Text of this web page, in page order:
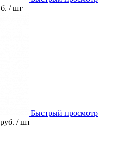
/ шт
Быстрый просмотр
/ шт